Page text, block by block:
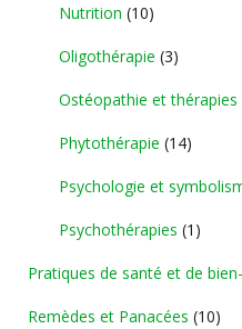
Nutrition (10)
Oligothérapie (3)
Ostéopathie et thérapies
Phytothérapie (14)
Psychologie et
Psychothérapies (1)
Pratiques de santé et de
Remèdes et Panacées (10)